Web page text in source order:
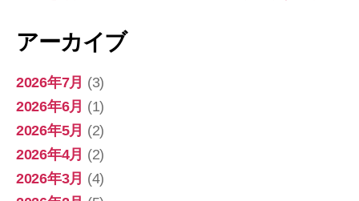
アーカイブ
2026年7月 (3)
2026年6月 (1)
2026年5月 (2)
2026年4月 (2)
2026年3月 (4)